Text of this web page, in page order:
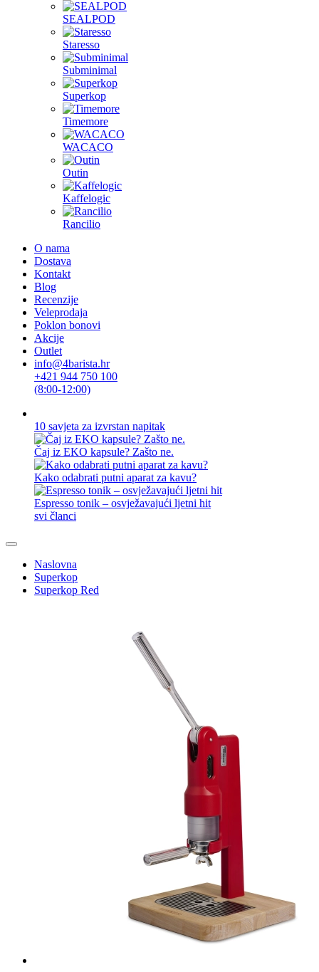
SEALPOD
Staresso
Subminimal
Superkop
Timemore
WACACO
Outin
Kaffelogic
Rancilio
O nama
Dostava
Kontakt
Blog
Recenzije
Veleprodaja
Poklon bonovi
Akcije
Outlet
info@4barista.hr
+421 944 750 100
(8:00-12:00)
10 savjeta za izvrstan napitak
Čaj iz EKO kapsule? Zašto ne.
Kako odabrati putni aparat za kavu?
Espresso tonik – osvježavajući ljetni hit